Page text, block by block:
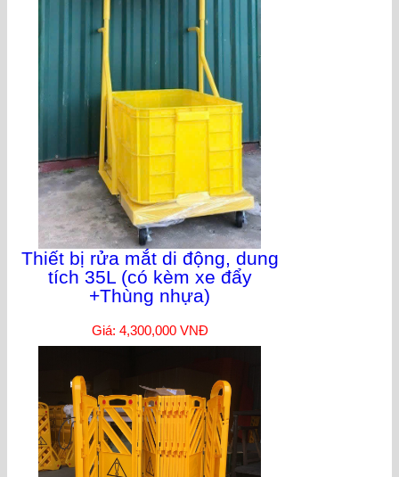
Thiết bị rửa mắt di động, dung
tích 35L (có kèm xe đẩy
+Thùng nhựa)
Giá: 4,300,000 VNĐ